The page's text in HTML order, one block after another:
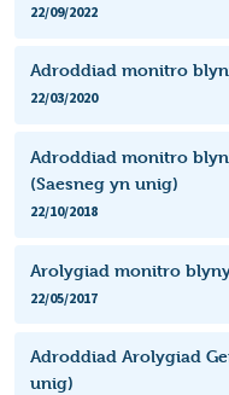
22/09/2022
Adroddiad monitro
22/03/2020
Adroddiad monitro
(Saesneg yn unig)
22/10/2018
Arolygiad monitro
22/05/2017
Adroddiad Arolygiad
unig)